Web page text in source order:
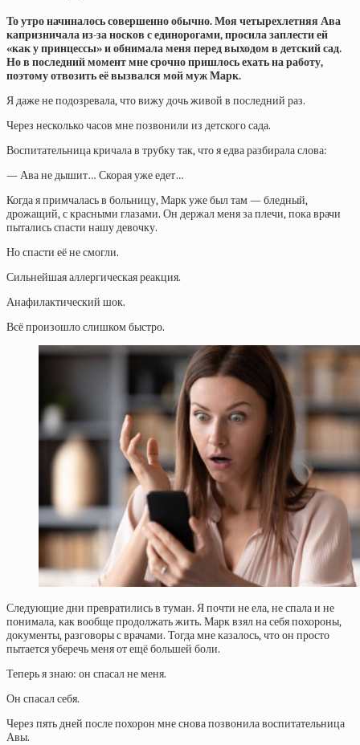
То утро начиналось совершенно обычно. Моя четырехлетняя Ава
капризничала из-за носков с единорогами, просила заплести ей
«как у принцессы» и обнимала меня перед выходом в детский сад.
Но в последний момент мне срочно пришлось ехать на работу,
поэтому отвозить её вызвался мой муж Марк.
Я даже не подозревала, что вижу дочь живой в последний раз.
Через несколько часов мне позвонили из детского сада.
Воспитательница кричала в трубку так, что я едва разбирала слова:
— Ава не дышит… Скорая уже едет…
Когда я примчалась в больницу, Марк уже был там — бледный,
дрожащий, с красными глазами. Он держал меня за плечи, пока врачи
пытались спасти нашу девочку.
Но спасти её не смогли.
Сильнейшая аллергическая реакция.
Анафилактический шок.
Всё произошло слишком быстро.
Следующие дни превратились в туман. Я почти не ела, не спала и не
понимала, как вообще продолжать жить. Марк взял на себя похороны,
документы, разговоры с врачами. Тогда мне казалось, что он просто
пытается уберечь меня от ещё большей боли.
Теперь я знаю: он спасал не меня.
Он спасал себя.
Через пять дней после похорон мне снова позвонила воспитательница
Авы.